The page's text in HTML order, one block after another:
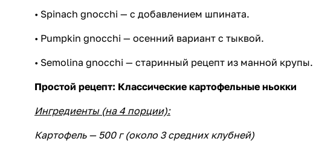
• Spinach gnocchi — с добавлением шпината.
• Pumpkin gnocchi — осенний вариант с тыквой.
• Semolina gnocchi — старинный рецепт из манной крупы.
Простой рецепт: Классические картофельные ньокки
Ингредиенты (на 4 порции):
Картофель — 500 г (около 3 средних клубней)